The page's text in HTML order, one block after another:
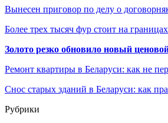
Вынесен приговор по делу о
Более трех тысяч фур стоит на
Золото резко обновило новый
Ремонт квартиры в Беларуси: как не
Снос старых зданий в Беларуси: как
Рубрики